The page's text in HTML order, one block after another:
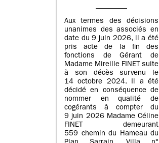
Aux termes des décisions
unanimes des associés en
date du 9 juin 2026, il a été
pris acte de la fin des
fonctions de Gérant de
Madame Mireille FINET suite
à son décès survenu le
14 octobre 2024. Il a été
décidé en conséquence de
nommer en qualité de
cogérants à compter du
9 juin 2026 Madame Céline
FINET demeurant
559 chemin du Hameau du